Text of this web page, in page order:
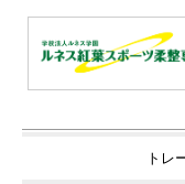
トレ